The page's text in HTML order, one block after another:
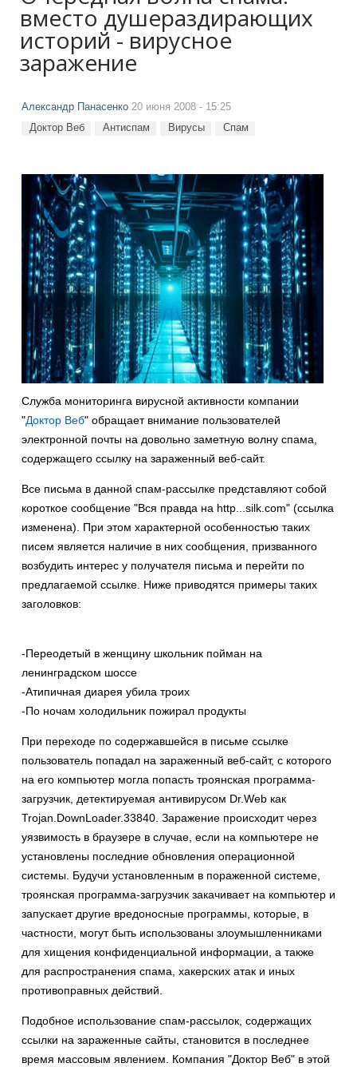
вместо душераздирающих
историй - вирусное
заражение
Александр Панасенко 20 июня 2008 - 15:25
Доктор Веб Антиспам Вирусы Спам
Служба мониторинга вирусной активности компании
"Доктор Веб" обращает внимание пользователей
электронной почты на довольно заметную волну спама,
содержащего ссылку на зараженный веб-сайт.
Все письма в данной спам-рассылке представляют собой
короткое сообщение "Вся правда на http...silk.com" (ссылка
изменена). При этом характерной особенностью таких
писем является наличие в них сообщения, призванного
возбудить интерес у получателя письма и перейти по
предлагаемой ссылке. Ниже приводятся примеры таких
заголовков:
-Переодетый в женщину школьник пойман на
ленинградском шоссе
-Атипичная диарея убила троих
-По ночам холодильник пожирал продукты
При переходе по содержавшейся в письме ссылке
пользователь попадал на зараженный веб-сайт, с которого
на его компьютер могла попасть троянская программа-
загрузчик, детектируемая антивирусом Dr.Web как
Trojan.DownLoader.33840. Заражение происходит через
уязвимость в браузере в случае, если на компьютере не
установлены последние обновления операционной
системы. Будучи установленным в пораженной системе,
троянская программа-загрузчик закачивает на компьютер и
запускает другие вредоносные программы, которые, в
частности, могут быть использованы злоумышленниками
для хищения конфиденциальной информации, а также
для распространения спама, хакерских атак и иных
противоправных действий.
Подобное использование спам-рассылок, содержащих
ссылки на зараженные сайты, становится в последнее
время массовым явлением. Компания "Доктор Веб" в этой